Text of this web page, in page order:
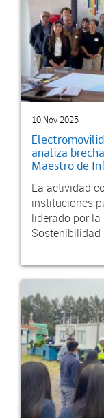
10 Nov 2025
analiza
Maestro de
La actividad
instituciones
liderado por la
Sostenibilidad